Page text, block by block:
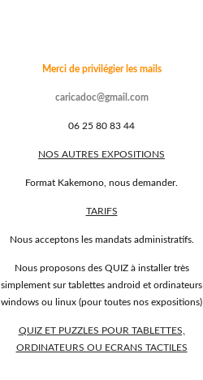
Merci de privilégier les mails
caricadoc@gmail.com
06 25 80 83 44
NOS AUTRES EXPOSITIONS
Format Kakemono, nous demander.
TARIFS
Nous acceptons les mandats administratifs.
Nous proposons des QUIZ à installer très
simplement sur tablettes android et ordinateurs
windows ou linux (pour toutes nos expositions)
QUIZ ET PUZZLES POUR TABLETTES,
ORDINATEURS OU ECRANS TACTILES